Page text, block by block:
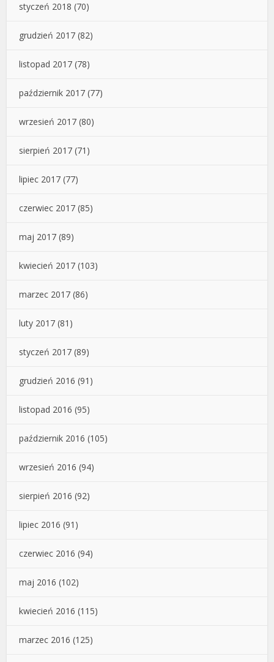
styczeń 2018 (70)
grudzień 2017 (82)
listopad 2017 (78)
październik 2017 (77)
wrzesień 2017 (80)
sierpień 2017 (71)
lipiec 2017 (77)
czerwiec 2017 (85)
maj 2017 (89)
kwiecień 2017 (103)
marzec 2017 (86)
luty 2017 (81)
styczeń 2017 (89)
grudzień 2016 (91)
listopad 2016 (95)
październik 2016 (105)
wrzesień 2016 (94)
sierpień 2016 (92)
lipiec 2016 (91)
czerwiec 2016 (94)
maj 2016 (102)
kwiecień 2016 (115)
marzec 2016 (125)